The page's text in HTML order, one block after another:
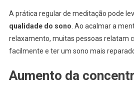
A prática regular de meditação pode
qualidade do sono . Ao acalmar a
relaxamento, muitas pessoas relatam
facilmente e ter um sono mais
Aumento da